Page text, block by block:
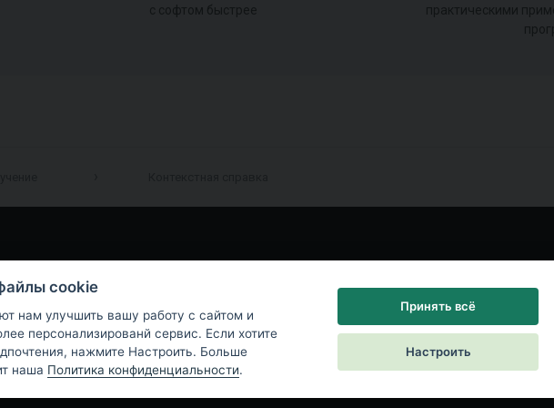
конфиденциальности|Настройки файлов cookie End User License Agreement|Контакты
cookie
нам улучшить вашу работу с сайтом и
персонализированй сервис. Если хотите
нажмите Настроить. Больше
наша Политика конфиденциальности.
Принять всё
Настроить